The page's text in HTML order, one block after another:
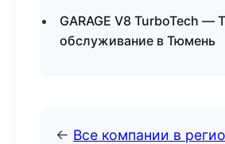
GARAGE V8 TurboTech —
обслуживание в Тюмень
← Все компании в